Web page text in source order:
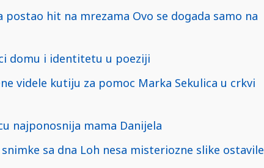
hit na mrezama Ovo se dogada samo na
domu i identitetu u poeziji
videle kutiju za pomoc Marka Sekulica u crkvi
najponosnija mama Danijela
sa dna Loh nesa misteriozne slike ostavile